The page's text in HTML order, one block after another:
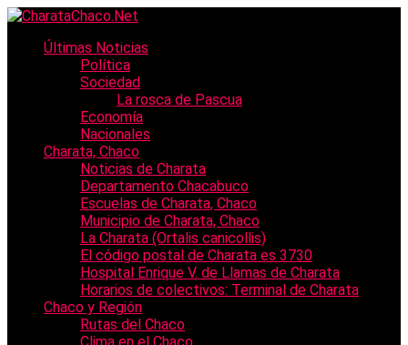
Últimas Noticias
Política
Sociedad
La rosca de Pascua
Economía
Nacionales
Charata, Chaco
Noticias de Charata
Departamento Chacabuco
Escuelas de Charata, Chaco
Municipio de Charata, Chaco
La Charata (Ortalis canicollis)
El código postal de Charata es 3730
Hospital Enrique V. de Llamas de Charata
Horarios de colectivos: Terminal de Charata
Chaco y Región
Rutas del Chaco